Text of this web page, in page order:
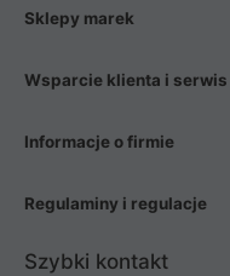
Sklepy marek
Wsparcie klienta i serwis
Informacje o firmie
Regulaminy i regulacje
Szybki kontakt